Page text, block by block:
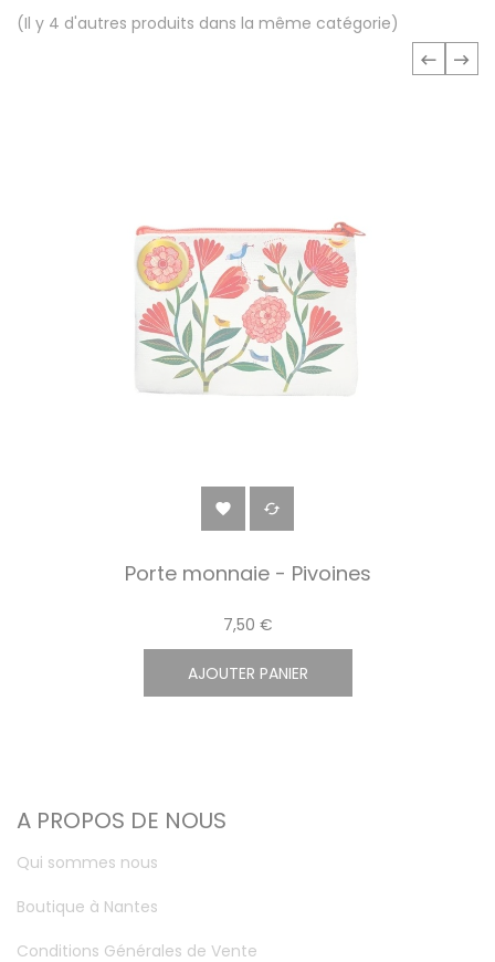
(Il y 4 d'autres produits dans la même catégorie)
 
Porte monnaie - Pivoines
7,50 €
AJOUTER PANIER
A PROPOS DE NOUS
Qui sommes nous
Boutique à Nantes
Conditions Générales de Vente